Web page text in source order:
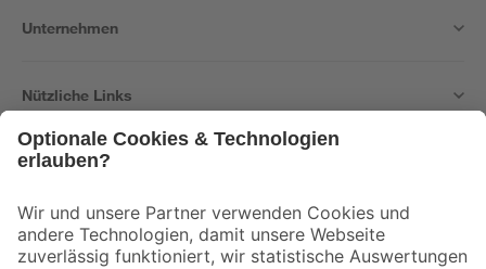
Unternehmen
Nützliche Links
Der toom Newsletter: Keine Angebote und Aktionen mehr verpassen!
Zur Newsletter Anmeldung